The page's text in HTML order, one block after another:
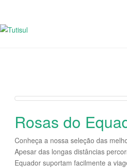
Rosas do
Conheça a nossa seleção das
Apesar das longas distâncias
Equador suportam facilmente a